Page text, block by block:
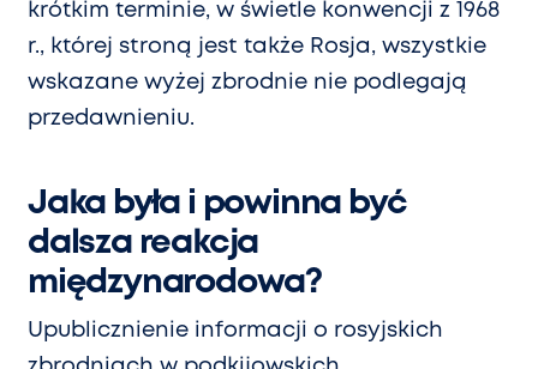
krótkim terminie, w świetle konwencji z 1968
r., której stroną jest także Rosja, wszystkie
wskazane wyżej zbrodnie nie podlegają
przedawnieniu.
Jaka była i powinna być
dalsza reakcja
międzynarodowa?
Upublicznienie informacji o rosyjskich